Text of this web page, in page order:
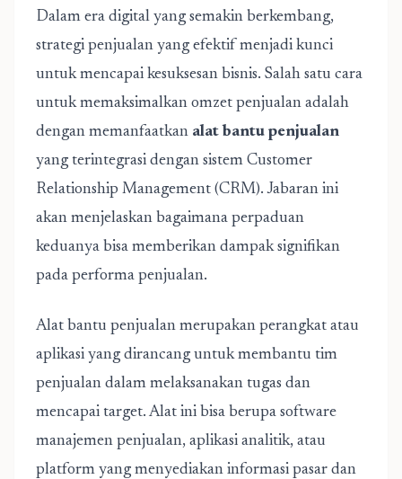
Dalam era digital yang semakin berkembang,
strategi penjualan yang efektif menjadi kunci
untuk mencapai kesuksesan bisnis. Salah satu cara
untuk memaksimalkan omzet penjualan adalah
dengan memanfaatkan alat bantu penjualan
yang terintegrasi dengan sistem Customer
Relationship Management (CRM). Jabaran ini
akan menjelaskan bagaimana perpaduan
keduanya bisa memberikan dampak signifikan
pada performa penjualan.
Alat bantu penjualan merupakan perangkat atau
aplikasi yang dirancang untuk membantu tim
penjualan dalam melaksanakan tugas dan
mencapai target. Alat ini bisa berupa software
manajemen penjualan, aplikasi analitik, atau
platform yang menyediakan informasi pasar dan